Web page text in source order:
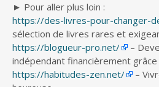
► Pour aller plus loin :
https://des-livres-pour-changer-
sélection de livres rares et
https://blogueur-pro.net/
–
indépendant financièrement
https://habitudes-zen.net/
–